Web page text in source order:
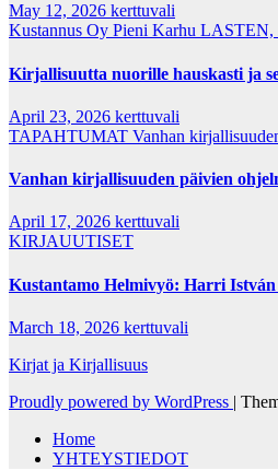
May 12, 2026 kerttuvali
Kustannus Oy Pieni Karhu LASTEN,
Kirjallisuutta nuorille hauskasti ja
April 23, 2026 kerttuvali
TAPAHTUMAT Vanhan
Vanhan kirjallisuuden päivien
April 17, 2026 kerttuvali
KIRJAUUTISET
Kustantamo Helmivyö: Harri
March 18, 2026 kerttuvali
Kirjat ja Kirjallisuus
Proudly powered by WordPress |
Home
YHTEYSTIEDOT